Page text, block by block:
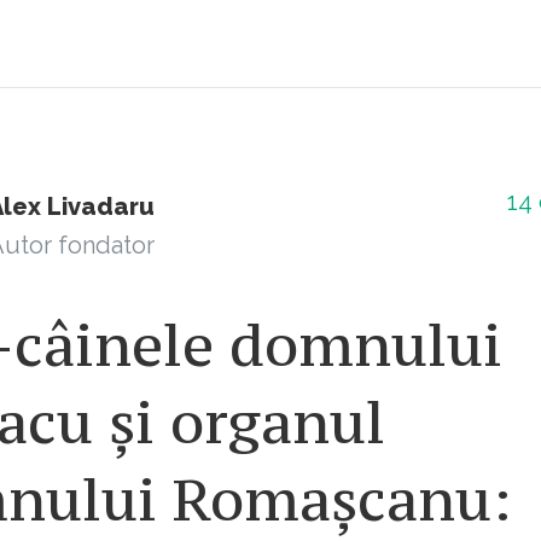
Livadaru
fondator
14
domnului
și organul
Romașcanu: